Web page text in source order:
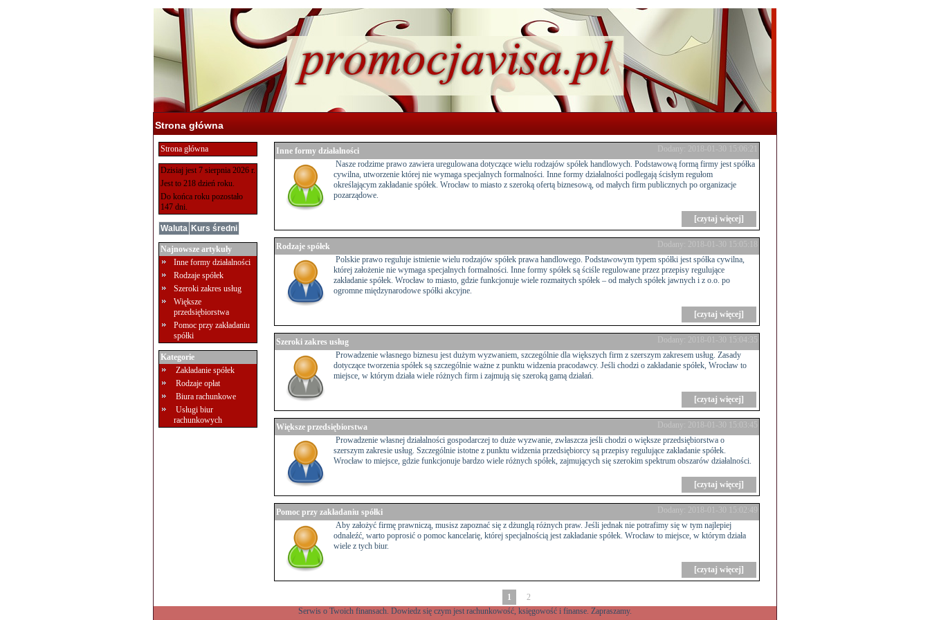
Strona główna
Strona główna
Dzisiaj jest 7 sierpnia 2026 r.
Jest to 218 dzień roku.
Do końca roku pozostało
147 dni.
Waluta Kurs średni
Najnowsze artykuły
Inne formy działalności
Rodzaje spółek
Szeroki zakres usług
Większe
przedsiębiorstwa
Pomoc przy zakładaniu
spółki
Kategorie
Zakładanie spółek
Rodzaje opłat
Biura rachunkowe
Usługi biur
rachunkowych
Inne formy działalności
Dodany: 2018-01-30 15:06:21
Nasze rodzime prawo zawiera uregulowana dotyczące wielu rodzajów spółek handlowych. Podstawową formą firmy jest spółka
cywilna, utworzenie której nie wymaga specjalnych formalności. Inne formy działalności podlegają ścisłym regułom
określającym zakładanie spółek. Wrocław to miasto z szeroką ofertą biznesową, od małych firm publicznych po organizacje
pozarządowe.
[czytaj więcej]
Rodzaje spółek
Dodany: 2018-01-30 15:05:18
Polskie prawo reguluje istnienie wielu rodzajów spółek prawa handlowego. Podstawowym typem spółki jest spółka cywilna,
której założenie nie wymaga specjalnych formalności. Inne formy spółek są ściśle regulowane przez przepisy regulujące
zakładanie spółek. Wrocław to miasto, gdzie funkcjonuje wiele rozmaitych spółek – od małych spółek jawnych i z o.o. po
ogromne międzynarodowe spółki akcyjne.
[czytaj więcej]
Szeroki zakres usług
Dodany: 2018-01-30 15:04:35
Prowadzenie własnego biznesu jest dużym wyzwaniem, szczególnie dla większych firm z szerszym zakresem usług. Zasady
dotyczące tworzenia spółek są szczególnie ważne z punktu widzenia pracodawcy. Jeśli chodzi o zakładanie spółek, Wrocław to
miejsce, w którym działa wiele różnych firm i zajmują się szeroką gamą działań.
[czytaj więcej]
Większe przedsiębiorstwa
Dodany: 2018-01-30 15:03:45
Prowadzenie własnej działalności gospodarczej to duże wyzwanie, zwłaszcza jeśli chodzi o większe przedsiębiorstwa o
szerszym zakresie usług. Szczególnie istotne z punktu widzenia przedsiębiorcy są przepisy regulujące zakładanie spółek.
Wrocław to miejsce, gdzie funkcjonuje bardzo wiele różnych spółek, zajmujących się szerokim spektrum obszarów działalności.
[czytaj więcej]
Pomoc przy zakładaniu spółki
Dodany: 2018-01-30 15:02:49
Aby założyć firmę prawniczą, musisz zapoznać się z dżunglą różnych praw. Jeśli jednak nie potrafimy się w tym najlepiej
odnaleźć, warto poprosić o pomoc kancelarię, której specjalnością jest zakładanie spółek. Wrocław to miejsce, w którym działa
wiele z tych biur.
[czytaj więcej]
1
2
Serwis o Twoich finansach. Dowiedz się czym jest rachunkowość, księgowość i finanse. Zapraszamy.